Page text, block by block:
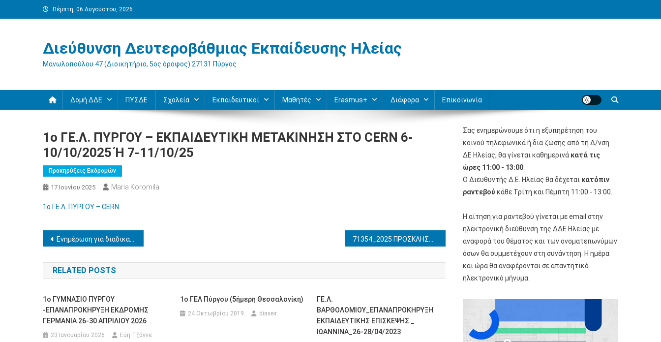
Μεταπηδήστε
στο
Πέμπτη, 06 Αυγούστου, 2026
Διεύθυνση Δευτεροβάθμιας Εκπαίδευσης Ηλείας
Μανωλοπούλου 47 (Διοικητήριο, 5ος όροφος) 27131 Πύργος
Δομή ΔΔΕ ΠΥΣΔΕ Σχολεία Εκπαιδευτικοί Μαθητές Erasmus+ Διάφορα Επικοινωνία
1o ΓΕ.Λ. ΠΥΡΓΟΥ – ΕΚΠΑΙΔΕΥΤΙΚΗ ΜΕΤΑΚΙΝΗΣΗ ΣΤΟ CERN 6-
10/10/2025 Ή 7-11/10/25
Προκηρύξεις Εκδρομών
17 Ιουνίου 2025 Maria Koromila
1o ΓΕ.Λ. ΠΥΡΓΟΥ – CERN
Πλοήγηση
άρθρων
Ενημέρωση για διαδικασίες μέσω της πλατφόρμας Οpenbusiness σχετικά με τα Φροντιστήρια και Κέντρα Ξένων Γλωσσών
RELATED POSTS
1o ΓΥΜΝΑΣΙΟ ΠΥΡΓΟΥ
-ΕΠΑΝΑΠΡΟΚΗΡΥΞΗ ΕΚΔΡΟΜΗΣ
ΓΕΡΜΑΝΙΑ 26-30 ΑΠΡΙΛΙΟΥ 2026
23 Ιανουαρίου 2026 Εύη Τζάννε
1ο ΓΕΛ Πύργου (5ήμερη Θεσσαλονίκη)
24 Οκτωβρίου 2019 diaxeir
ΓΕ.Λ.
ΒΑΡΘΟΛΟΜΙΟΥ_ΕΠΑΝΑΠΡΟΚΗΡΥΞΗ
ΕΚΠΑΙΔΕΥΤΙΚΗΣ ΕΠΙΣΚΕΨΗΣ _
ΙΩΑΝΝΙΝΑ_26-28/04/2023
Σας ενημερώνουμε ότι η εξυπηρέτηση του
κοινού τηλεφωνικά ή δια ζώσης από τη Δ/νση
ΔΕ Ηλείας, θα γίνεται καθημερινά κατά τις
ώρες 11:00 - 13:00
Ο Διευθυντής Δ.Ε. Ηλείας θα δέχεται κατόπιν
ραντεβού κάθε Τρίτη και Πέμπτη 11:00 - 13:00.
Η αίτηση για ραντεβού γίνεται με email στην
ηλεκτρονική διεύθυνση της ΔΔΕ Ηλείας με
αναφορά του θέματος και των ονοματεπωνύμων
όσων θα συμμετέχουν στη συνάντηση. Η ημέρα
και ώρα θα αναφέρονται σε απαντητικό
ηλεκτρονικό μήνυμα.